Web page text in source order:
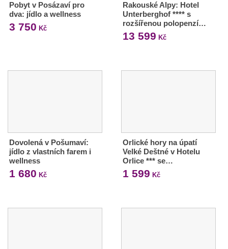
Pobyt v Posázaví pro
dva: jídlo a wellness
3 750 Kč
Rakouské Alpy: Hotel
Unterberghof **** s
rozšířenou polopenzí…
13 599 Kč
Dovolená v Pošumaví:
jídlo z vlastních farem i
wellness
1 680 Kč
Orlické hory na úpatí
Velké Deštné v Hotelu
Orlice *** se…
1 599 Kč